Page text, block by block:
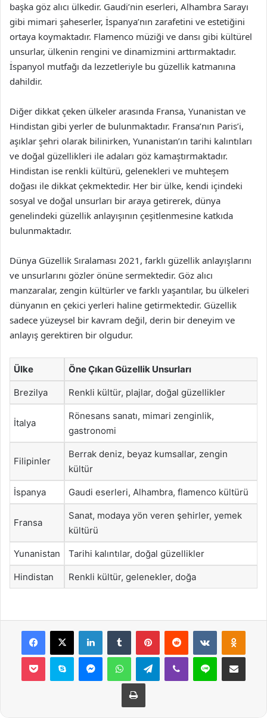
başka göz alıcı ülkedir. Gaudi’nin eserleri, Alhambra Sarayı
gibi mimari şaheserler, İspanya’nın zarafetini ve estetiğini
ortaya koymaktadır. Flamenco müziği ve dansı gibi kültürel
unsurlar, ülkenin rengini ve dinamizmini arttırmaktadır.
İspanyol mutfağı da lezzetleriyle bu güzellik katmanına
dahildir.
Diğer dikkat çeken ülkeler arasında Fransa, Yunanistan ve
Hindistan gibi yerler de bulunmaktadır. Fransa’nın Paris’i,
aşıklar şehri olarak bilinirken, Yunanistan’ın tarihi kalıntıları
ve doğal güzellikleri ile adaları göz kamaştırmaktadır.
Hindistan ise renkli kültürü, gelenekleri ve muhteşem
doğası ile dikkat çekmektedir. Her bir ülke, kendi içindeki
sosyal ve doğal unsurları bir araya getirerek, dünya
genelindeki güzellik anlayışının çeşitlenmesine katkıda
bulunmaktadır.
Dünya Güzellik Sıralaması 2021, farklı güzellik anlayışlarını
ve unsurlarını gözler önüne sermektedir. Göz alıcı
manzaralar, zengin kültürler ve farklı yaşantılar, bu ülkeleri
dünyanın en çekici yerleri haline getirmektedir. Güzellik
sadece yüzeysel bir kavram değil, derin bir deneyim ve
anlayış gerektiren bir olgudur.
Ülke Öne Çıkan Güzellik Unsurları
Brezilya Renkli kültür, plajlar, doğal güzellikler
İtalya
Rönesans sanatı, mimari zenginlik,
gastronomi
Filipinler
Berrak deniz, beyaz kumsallar, zengin
kültür
İspanya Gaudi eserleri, Alhambra, flamenco kültürü
Fransa
Sanat, modaya yön veren şehirler, yemek
kültürü
Yunanistan Tarihi kalıntılar, doğal güzellikler
Hindistan Renkli kültür, gelenekler, doğa
Facebook
X LinkedInTumblr PinterestReddit VKontakte
Pocket Skype MessengerWhatsAppTelegramViber Line E-Posta ile
Yazdır